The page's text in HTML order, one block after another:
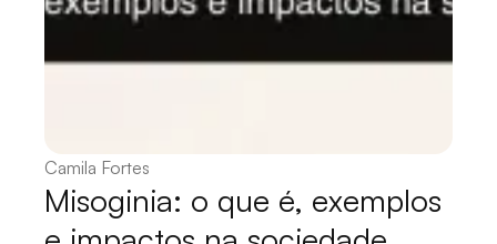
Camila Fortes
Misoginia: o que é, exemplos